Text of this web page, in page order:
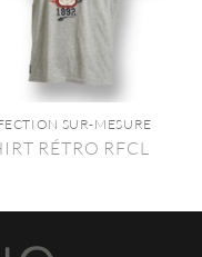
SUR-MESURE
RÉTRO RFCL